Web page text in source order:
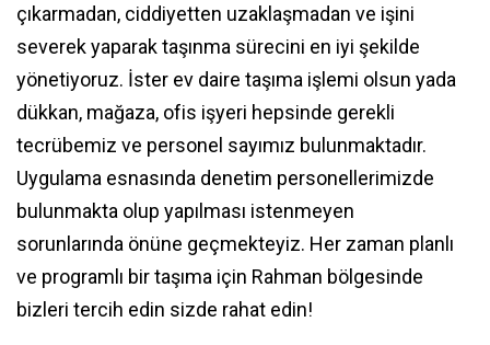
çıkarmadan, ciddiyetten uzaklaşmadan ve işini
severek yaparak taşınma sürecini en iyi şekilde
yönetiyoruz. İster ev daire taşıma işlemi olsun yada
dükkan, mağaza, ofis işyeri hepsinde gerekli
tecrübemiz ve personel sayımız bulunmaktadır.
Uygulama esnasında denetim personellerimizde
bulunmakta olup yapılması istenmeyen
sorunlarında önüne geçmekteyiz. Her zaman planlı
ve programlı bir taşıma için Rahman bölgesinde
bizleri tercih edin sizde rahat edin!